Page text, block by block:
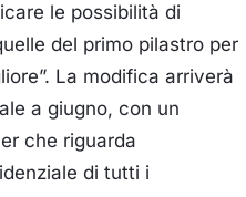
le possibilità di
del primo pilastro per
La modifica arriverà
a giugno, con un
che riguarda
di tutti i